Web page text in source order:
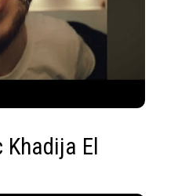
El